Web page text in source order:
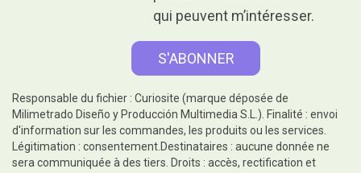
qui peuvent m’intéresser.
Responsable du fichier : Curiosite (marque déposée de
Milimetrado Diseño y Producción Multimedia S.L.). Finalité : envoi
d'information sur les commandes, les produits ou les services.
Légitimation : consentement.Destinataires : aucune donnée ne
sera communiquée à des tiers. Droits : accès, rectification et